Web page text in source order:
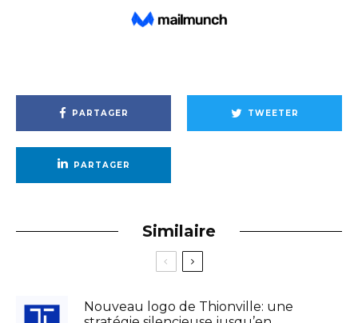
PARTAGER TWEETER
PARTAGER
Similaire
Nouveau logo de Thionville: une